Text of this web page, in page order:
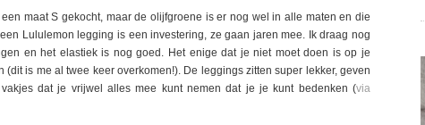
maat S gekocht, maar de olijfgroene is er nog wel in alle maten en die
Lululemon legging is een investering, ze gaan jaren mee. Ik draag nog
en het elastiek is nog goed. Het enige dat je niet moet doen is op je
is me al twee keer overkomen!). De leggings zitten super lekker, geven
dat je vrijwel alles mee kunt nemen dat je je kunt bedenken (via